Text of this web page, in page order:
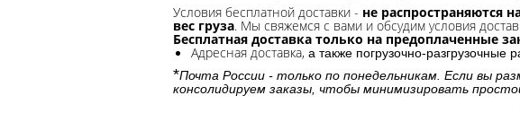
Условия бесплатной доставки - не распространяются
вес груза. Мы свяжемся с вами и обсудим условия
Бесплатная доставка только на предоплаченные
Адресная доставка, а также погрузочно-разгрузочные
*Почта России - только по понедельникам. Если вы
консолидируем заказы, чтобы минимизировать